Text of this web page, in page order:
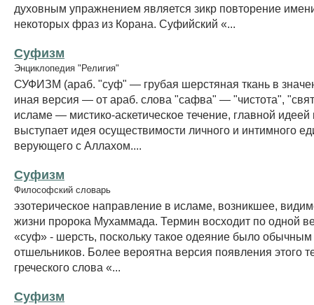
духовным упражнением является зикр повторение
некоторых фраз из Корана. Суфийский «...
Суфизм
Энциклопедия "Религия"
СУФИЗМ (араб. "суф" — грубая шерстяная ткань в
иная версия — от араб. слова "сафва" — "чистота",
исламе — мистико-аскетическое течение, главной идеей
выступает идея осуществимости личного и интимного
верующего с Аллахом....
Суфизм
Философский словарь
эзотерическое направление в исламе, возникшее,
жизни пророка Мухаммада. Термин восходит по одной
«суф» - шерсть, поскольку такое одеяние было обычным
отшельников. Более вероятна версия появления этого
греческого слова «...
Суфизм